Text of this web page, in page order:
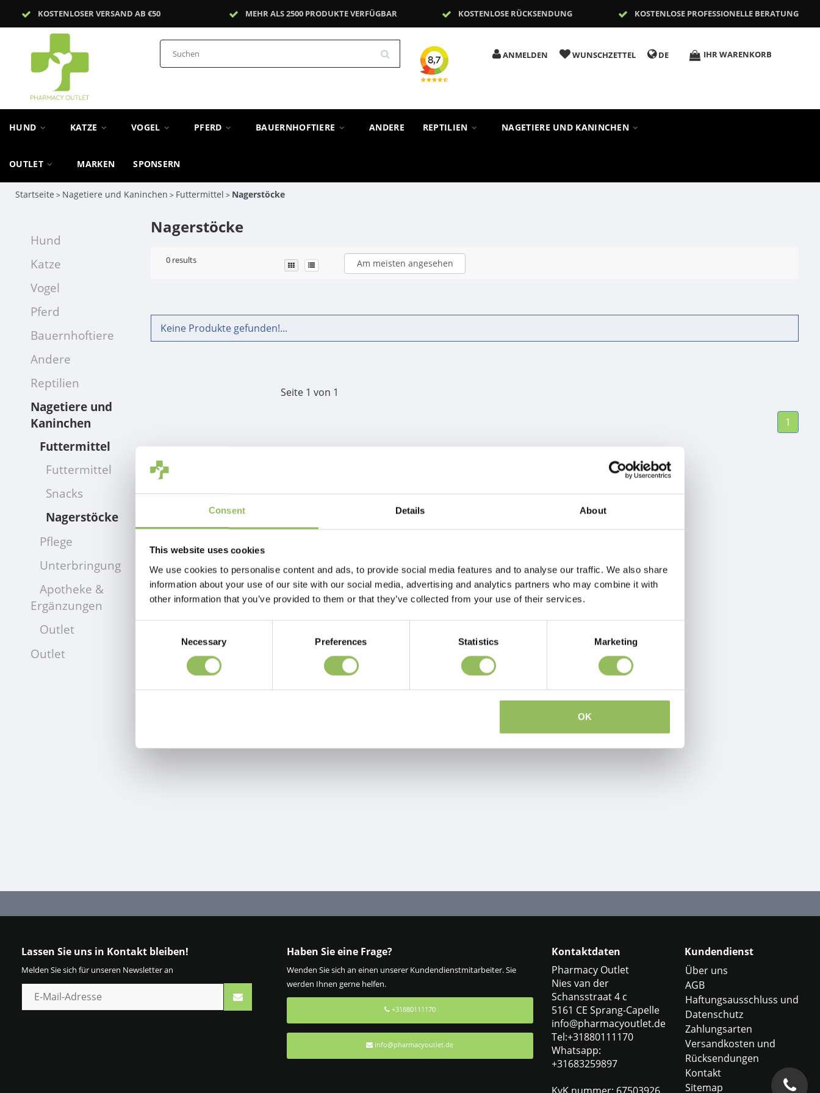
Consent Details About
This website uses cookies
We use cookies to personalise content and ads, to provide social media features and to analyse our traffic. We also share
information about your use of our site with our social media, advertising and analytics partners who may combine it with
other information that you’ve provided to them or that they’ve collected from your use of their services.
Necessary Preferences Statistics Marketing
OK
KOSTENLOSER VERSAND AB €50 MEHR ALS 2500 PRODUKTE VERFÜGBAR KOSTENLOSE RÜCKSENDUNG KOSTENLOSE PROFESSIONELLE BERATUNG
ANMELDEN WUNSCHZETTEL DE IHR WARENKORB
HUND KATZE VOGEL PFERD BAUERNHOFTIERE ANDERE REPTILIEN NAGETIERE UND KANINCHEN
OUTLET MARKEN SPONSERN
Startseite > Nagetiere und Kaninchen > Futtermittel > Nagerstöcke
Hund
Katze
Vogel
Pferd
Bauernhoftiere
Andere
Reptilien
Nagetiere und
Kaninchen
Futtermittel
Futtermittel
Snacks
Nagerstöcke
Pflege
Unterbringung
Apotheke &
Ergänzungen
Outlet
Outlet
Nagerstöcke
0 results Am meisten angesehen
Keine Produkte gefunden!...
Seite 1 von 1
1
Lassen Sie uns in Kontakt bleiben!
Melden Sie sich für unseren Newsletter an
Haben Sie eine Frage?
Wenden Sie sich an einen unserer Kundendienstmitarbeiter. Sie
werden Ihnen gerne helfen.
+31880111170
info@pharmacyoutlet.de
Kontaktdaten
Pharmacy Outlet
Nies van der
Schansstraat 4 c
5161 CE Sprang-Capelle
info@pharmacyoutlet.de
Tel:+31880111170
Whatsapp:
+31683259897
Kundendienst
Über uns
AGB
Haftungsausschluss und
Datenschutz
Zahlungsarten
Versandkosten und
Rücksendungen
Kontakt
Sitemap